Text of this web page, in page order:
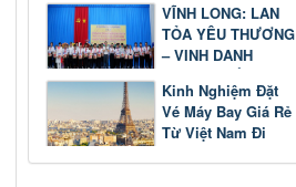
VĨNH LONG: LAN
TỎA YÊU THƯƠNG
– VINH DANH
GƯƠNG SÁNG
HỌC TẬP
Kinh Nghiệm Đặt
Vé Máy Bay Giá Rẻ
Từ Việt Nam Đi